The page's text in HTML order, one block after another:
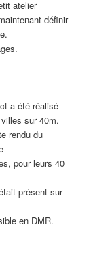
atelier
définir
a été réalisé
sur 40m.
rendu du
pour leurs 40
présent sur
en DMR.